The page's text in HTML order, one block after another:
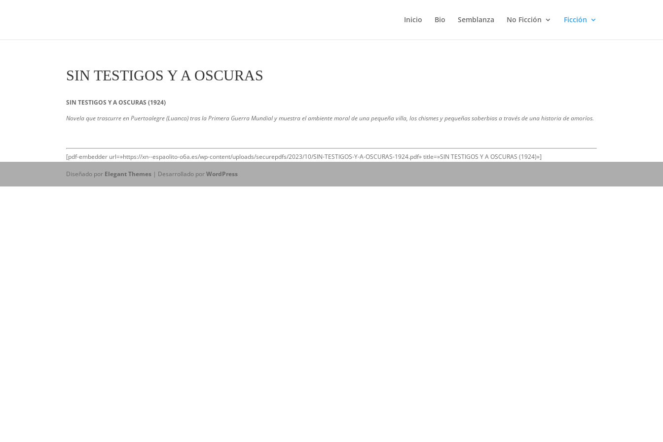
Inicio Bio Semblanza No Ficción Ficción
SIN TESTIGOS Y A OSCURAS
SIN TESTIGOS Y A OSCURAS (1924)
Novela que trascurre en Puertoalegre (Luanco) tras la Primera Guerra Mundial y muestra el ambiente moral de una pequeña villa, los chismes y pequeñas soberbias a través de una historia de amoríos.
[pdf-embedder url=»https://xn--espaolito-o6a.es/wp-content/uploads/securepdfs/2023/10/SIN-TESTIGOS-Y-A-OSCURAS-1924.pdf» title=»SIN TESTIGOS Y A OSCURAS (1924)»]
Diseñado por Elegant Themes | Desarrollado porWordPress